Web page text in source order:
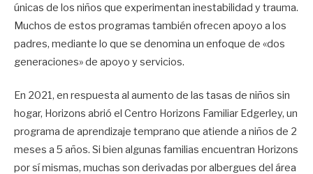
únicas de los niños que experimentan inestabilidad y trauma.
Muchos de estos programas también ofrecen apoyo a los
padres, mediante lo que se denomina un enfoque de «dos
generaciones» de apoyo y servicios.
En 2021, en respuesta al aumento de las tasas de niños sin
hogar, Horizons abrió el Centro Horizons Familiar Edgerley, un
programa de aprendizaje temprano que atiende a niños de 2
meses a 5 años. Si bien algunas familias encuentran Horizons
por sí mismas, muchas son derivadas por albergues del área